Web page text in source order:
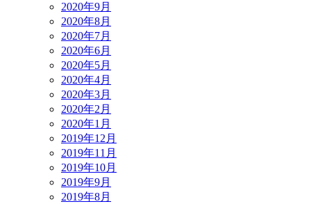
2020年9月
2020年8月
2020年7月
2020年6月
2020年5月
2020年4月
2020年3月
2020年2月
2020年1月
2019年12月
2019年11月
2019年10月
2019年9月
2019年8月